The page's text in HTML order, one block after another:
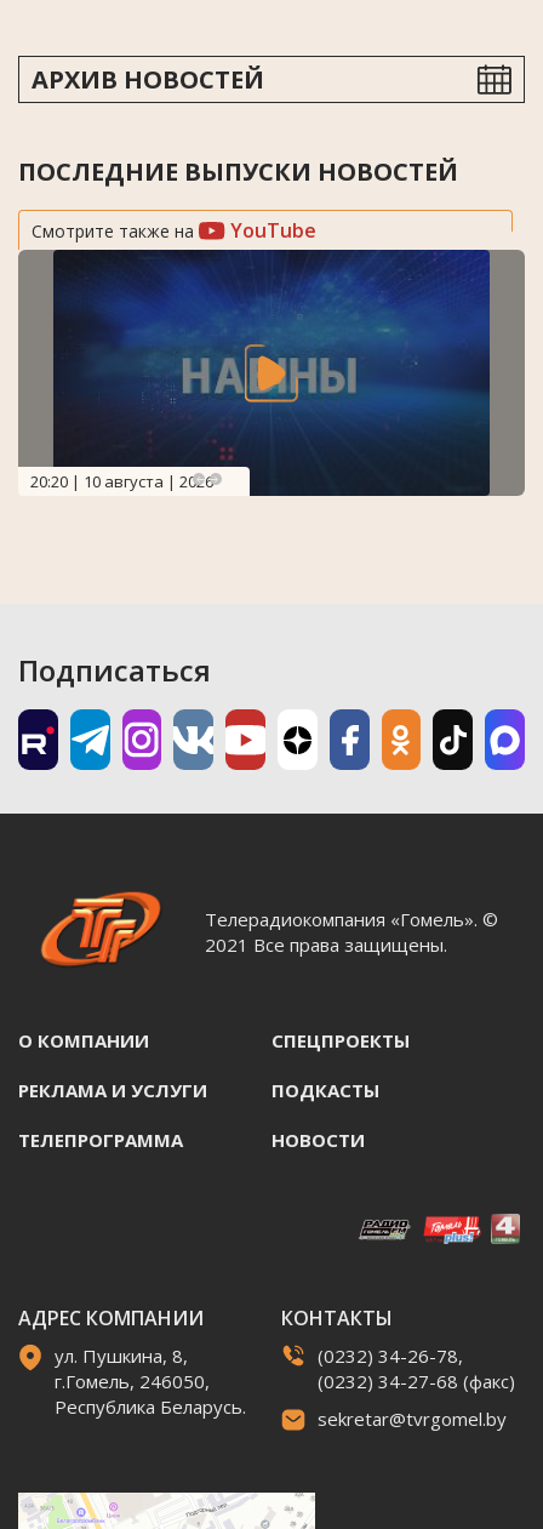
АРХИВ НОВОСТЕЙ
ПОСЛЕДНИЕ ВЫПУСКИ НОВОСТЕЙ
Смотрите также на YouTube
20:20 | 10 августа | 2026
Подписаться
Телерадиокомпания «Гомель». ©
2021 Все права защищены.
О КОМПАНИИ СПЕЦПРОЕКТЫ
РЕКЛАМА И УСЛУГИ ПОДКАСТЫ
ТЕЛЕПРОГРАММА НОВОСТИ
АДРЕС КОМПАНИИ
ул. Пушкина, 8,
г.Гомель, 246050,
Республика Беларусь.
КОНТАКТЫ
(0232) 34-26-78,
(0232) 34-27-68 (факс)
sekretar@tvrgomel.by